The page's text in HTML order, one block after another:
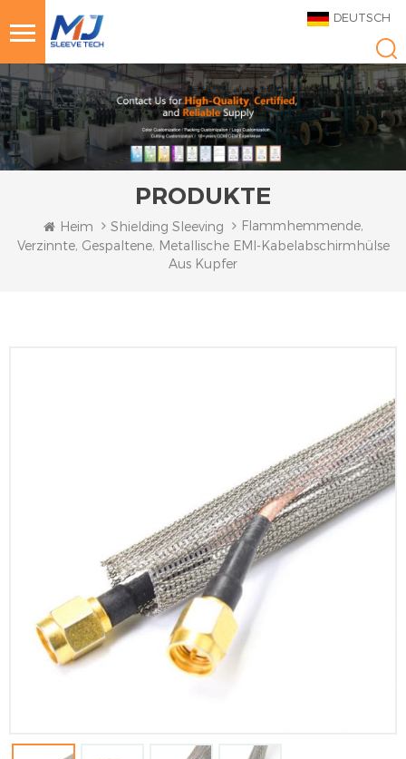
DEUTSCH
PRODUKTE
Heim Shielding Sleeving
Flammhemmende,
Verzinnte, Gespaltene, Metallische EMI-Kabelabschirmhülse
Aus Kupfer